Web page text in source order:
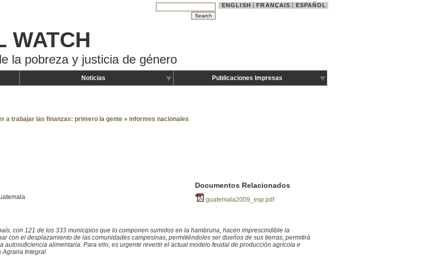
ENGLISH FRANÇAIS ESPAÑOL
WATCH
la pobreza y justicia de género
Noticias Publicaciones Impresas
a trabajar las finanzas: primero la gente » informes nacionales
Documentos Relacionados
guatemala2009_esp.pdf
con 121 de los 333 municipios que lo componen sumidos en la hambruna, hacen imprescindible la
con el desplazamiento de las comunidades campesinas, permitiéndoles ser dueños de sus tierras, permitirá
autosuficiencia alimentaria. Para ello, es urgente revertir el actual modelo feudal de producción agrícola e
Integral.